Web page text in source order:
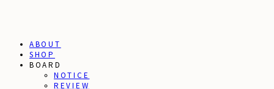
ABOUT
SHOP
BOARD
NOTICE
REVIEW